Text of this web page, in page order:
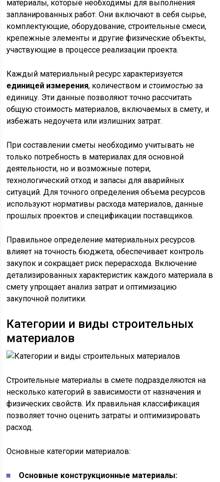
материалы, которые необходимы для выполнения
запланированных работ. Они включают в себя сырье,
комплектующие, оборудование, строительные смеси,
крепежные элементы и другие физические объекты,
участвующие в процессе реализации проекта.
Каждый материальный ресурс характеризуется
единицей измерения, количеством истоимостью за
единицу. Эти данные позволяют точно рассчитать
общую стоимость материалов, включаемых в смету, и
избежать недоучета или излишних затрат.
При составлении сметы необходимо учитывать не
только потребность в материалах для основной
деятельности, но и возможные потери,
технологический отход и запасы для аварийных
ситуаций. Для точного определения объема ресурсов
используют нормативы расхода материалов, данные
прошлых проектов и спецификации поставщиков.
Правильное определение материальных ресурсов
влияет на точность бюджета, обеспечивает контроль
закупок и сокращает риск перерасхода. Включение
детализированных характеристик каждого материала в
смету упрощает анализ затрат и оптимизацию
закупочной политики.
Категории и виды строительных
материалов
Строительные материалы в смете подразделяются на
несколько категорий в зависимости от назначения и
физических свойств. Их правильная классификация
позволяет точно оценить затраты и оптимизировать
расход.
Основные категории материалов:
Основные конструкционные материалы: